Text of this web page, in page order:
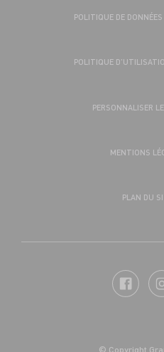
POLITIQUE DE
POLITIQUE
PERSONNALISER
MENTIONS
PLAN DU
© Copyright